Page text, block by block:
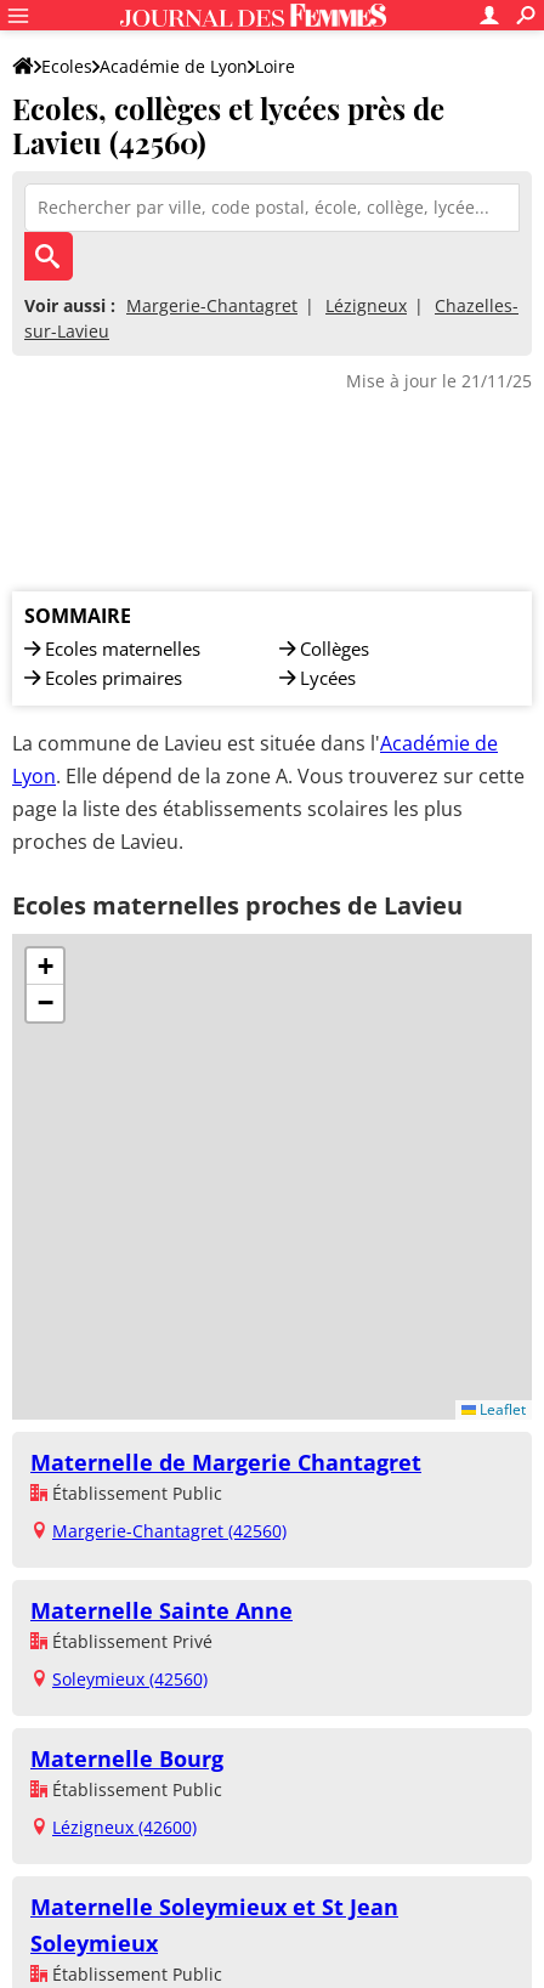
Ecoles Académie de Lyon Loire
Ecoles, collèges et lycées près de
Lavieu (42560)
Voir aussi : Margerie-Chantagret Lézigneux
Chazelles-
sur-Lavieu
Mise à jour le 21/11/25
SOMMAIRE
Ecoles maternelles
Ecoles primaires
Collèges
Lycées
La commune de Lavieu est située dans l'Académie de
Lyon. Elle dépend de la zone A. Vous trouverez sur cette
page la liste des établissements scolaires les plus
proches de Lavieu.
Ecoles maternelles proches de Lavieu
+
−
Leaflet
Maternelle de Margerie Chantagret
Établissement Public
Margerie-Chantagret (42560)
Maternelle Sainte Anne
Établissement Privé
Soleymieux (42560)
Maternelle Bourg
Établissement Public
Lézigneux (42600)
Maternelle Soleymieux et St Jean
Soleymieux
Établissement Public